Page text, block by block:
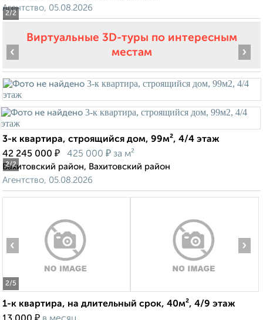
2/2
Агентство, 05.08.2026
Виртуальные 3D-туры по интересным
местам
2/2
‹ ›
3-к квартира, строящийся дом, 99м², 4/4 этаж
42 245 000 ₽ 425 000 ₽ за м²
Вахитовский район, Вахитовский район
Агентство, 05.08.2026
2/5
‹ ›
1-к квартира, на длительный срок, 40м², 4/9 этаж